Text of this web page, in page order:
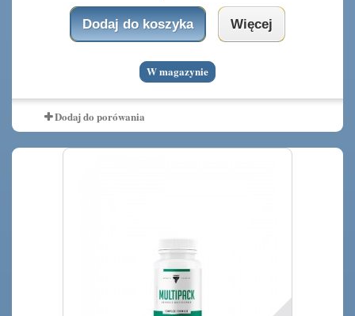
Dodaj do koszyka Więcej
W magazynie
Dodaj do porówania